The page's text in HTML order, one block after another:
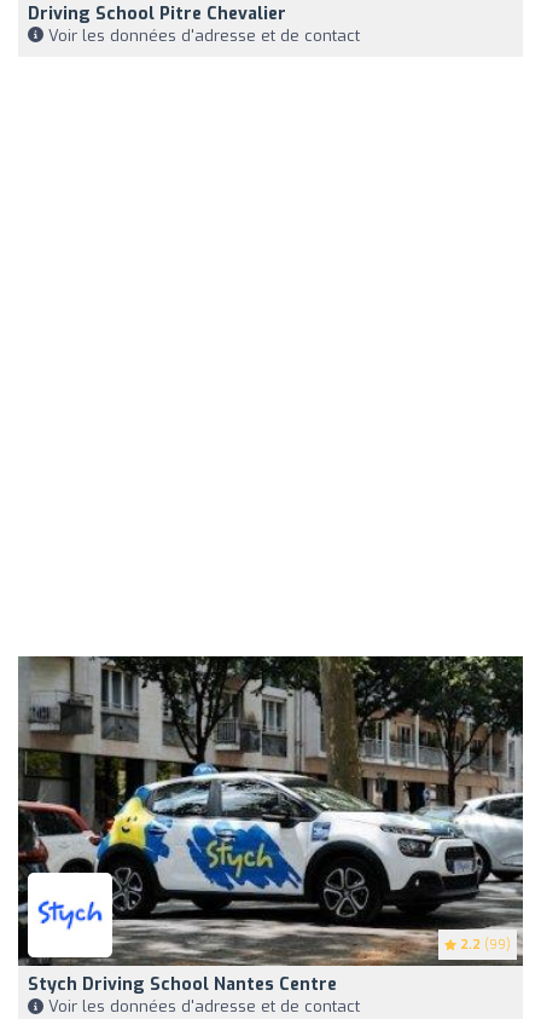
Driving School Pitre Chevalier
Voir les données d'adresse et de contact
2.2 (99)
Stych Driving School Nantes Centre
Voir les données d'adresse et de contact